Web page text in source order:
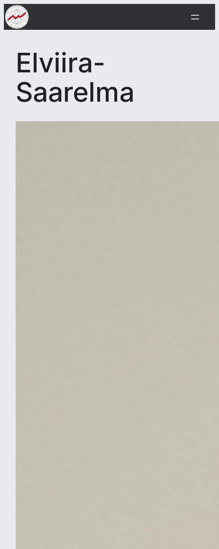
Siirry
sisältöön
Elviira-
Saarelma